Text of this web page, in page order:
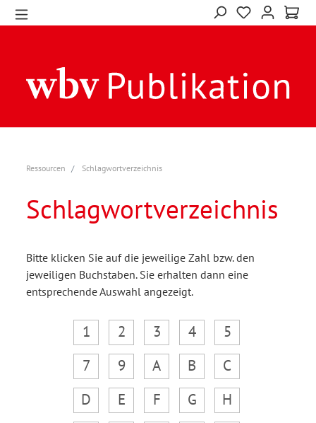
Ressourcen Schlagwortverzeichnis
Schlagwortverzeichnis
Bitte klicken Sie auf die jeweilige Zahl bzw. den
jeweiligen Buchstaben. Sie erhalten dann eine
entsprechende Auswahl angezeigt.
1 2 3 4
5
7
9 A B
C
D
E F G
H